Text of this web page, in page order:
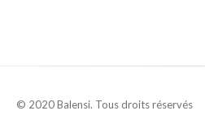
© 2020 Balensi. Tous droits réservés